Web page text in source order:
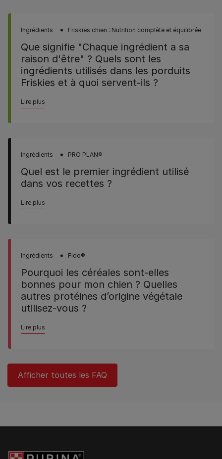
Ingrédients Friskies chien : Nutrition complète et équilibrée
Que signifie "Chaque ingrédient a sa
raison d'être" ? Quels sont les
ingrédients utilisés dans les porduits
Friskies et à quoi servent-ils ?
Lire plus
Ingrédients PRO PLAN®
Quel est le premier ingrédient utilisé
dans vos recettes ?
Lire plus
Ingrédients Fido®
Pourquoi les céréales sont-elles
bonnes pour mon chien ? Quelles
autres protéines d’origine végétale
utilisez-vous ?
Lire plus
Afficher toutes les FAQ